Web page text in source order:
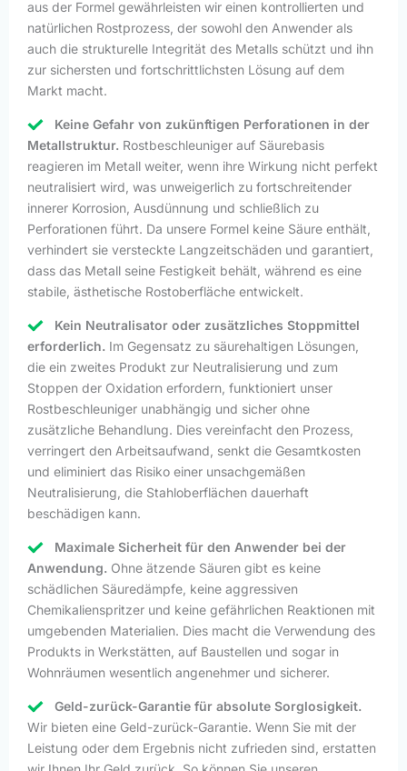
aus der Formel gewährleisten wir einen kontrollierten und
natürlichen Rostprozess, der sowohl den Anwender als
auch die strukturelle Integrität des Metalls schützt und ihn
zur sichersten und fortschrittlichsten Lösung auf dem
Markt macht.
Keine Gefahr von zukünftigen Perforationen in der
Metallstruktur. Rostbeschleuniger auf Säurebasis
reagieren im Metall weiter, wenn ihre Wirkung nicht perfekt
neutralisiert wird, was unweigerlich zu fortschreitender
innerer Korrosion, Ausdünnung und schließlich zu
Perforationen führt. Da unsere Formel keine Säure enthält,
verhindert sie versteckte Langzeitschäden und garantiert,
dass das Metall seine Festigkeit behält, während es eine
stabile, ästhetische Rostoberfläche entwickelt.
Kein Neutralisator oder zusätzliches Stoppmittel
erforderlich. Im Gegensatz zu säurehaltigen Lösungen,
die ein zweites Produkt zur Neutralisierung und zum
Stoppen der Oxidation erfordern, funktioniert unser
Rostbeschleuniger unabhängig und sicher ohne
zusätzliche Behandlung. Dies vereinfacht den Prozess,
verringert den Arbeitsaufwand, senkt die Gesamtkosten
und eliminiert das Risiko einer unsachgemäßen
Neutralisierung, die Stahloberflächen dauerhaft
beschädigen kann.
Maximale Sicherheit für den Anwender bei der
Anwendung. Ohne ätzende Säuren gibt es keine
schädlichen Säuredämpfe, keine aggressiven
Chemikalienspritzer und keine gefährlichen Reaktionen mit
umgebenden Materialien. Dies macht die Verwendung des
Produkts in Werkstätten, auf Baustellen und sogar in
Wohnräumen wesentlich angenehmer und sicherer.
Geld-zurück-Garantie für absolute Sorglosigkeit.
Wir bieten eine Geld-zurück-Garantie. Wenn Sie mit der
Leistung oder dem Ergebnis nicht zufrieden sind, erstatten